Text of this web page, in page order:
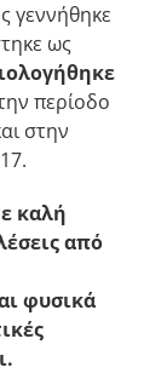
γεννήθηκε
ως
περίοδο
στην
καλή
από
φυσικά